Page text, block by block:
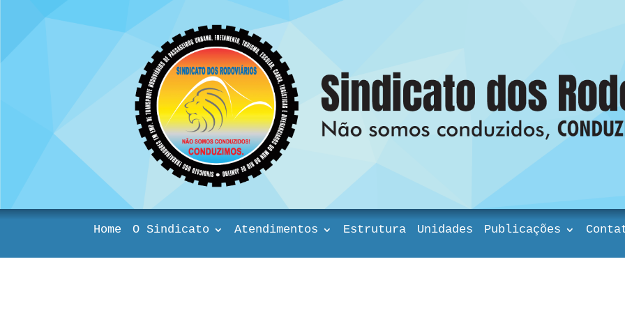
Home O Sindicato Atendimentos Estrutura Unidades Publicações